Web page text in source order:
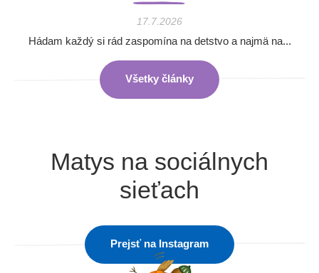
17.7.2026
Hádam každý si rád zaspomína na detstvo a najmä na...
Všetky články
Matys na sociálnych
sieťach
Prejsť na Instagram